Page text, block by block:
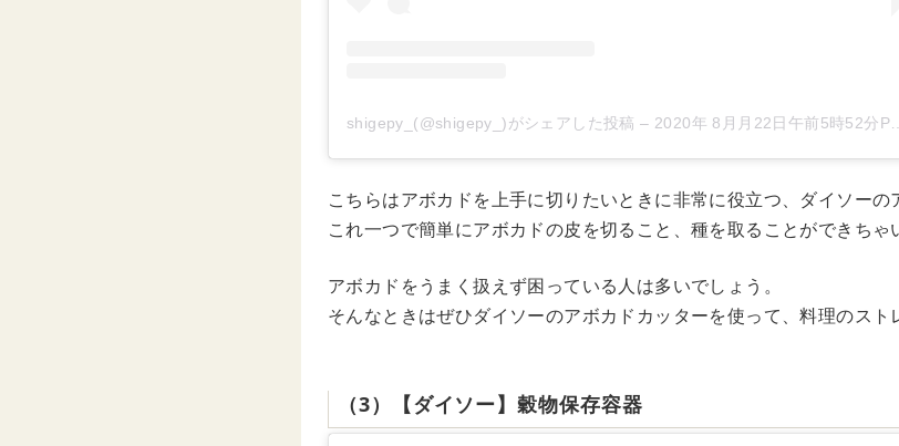
shigepy_(@shigepy_)がシェアした投稿 – 2020年 8月月22日午前5時52分PDT
こちらはアボカドを上手に切りたいときに非常に役立つ、ダイソーの
これ一つで簡単にアボカドの皮を切ること、種を取ることができちゃ
アボカドをうまく扱えず困っている人は多いでしょう。
そんなときはぜひダイソーのアボカドカッターを使って、料理のスト
（3）【ダイソー】穀物保存容器